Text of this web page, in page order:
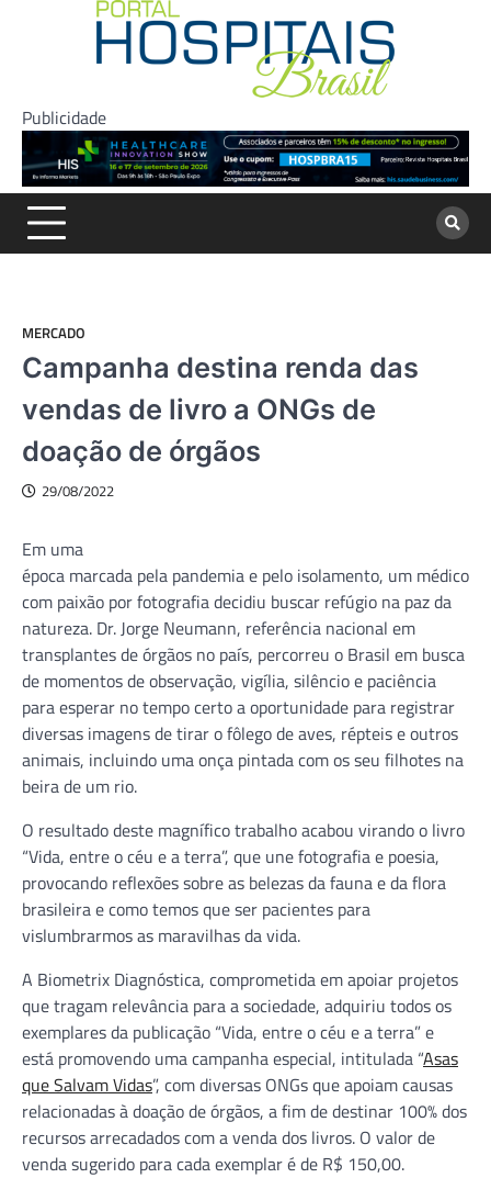
Publicidade
MERCADO
Campanha destina renda das
vendas de livro a ONGs de
doação de órgãos
29/08/2022
Em uma
época marcada pela pandemia e pelo isolamento, um médico
com paixão por fotografia decidiu buscar refúgio na paz da
natureza. Dr. Jorge Neumann, referência nacional em
transplantes de órgãos no país, percorreu o Brasil em busca
de momentos de observação, vigília, silêncio e paciência
para esperar no tempo certo a oportunidade para registrar
diversas imagens de tirar o fôlego de aves, répteis e outros
animais, incluindo uma onça pintada com os seu filhotes na
beira de um rio.
O resultado deste magnífico trabalho acabou virando o livro
“Vida, entre o céu e a terra”, que une fotografia e poesia,
provocando reflexões sobre as belezas da fauna e da flora
brasileira e como temos que ser pacientes para
vislumbrarmos as maravilhas da vida.
A Biometrix Diagnóstica, comprometida em apoiar projetos
que tragam relevância para a sociedade, adquiriu todos os
exemplares da publicação “Vida, entre o céu e a terra” e
está promovendo uma campanha especial, intitulada “Asas
que Salvam Vidas”, com diversas ONGs que apoiam causas
relacionadas à doação de órgãos, a fim de destinar 100% dos
recursos arrecadados com a venda dos livros. O valor de
venda sugerido para cada exemplar é de R$ 150,00.